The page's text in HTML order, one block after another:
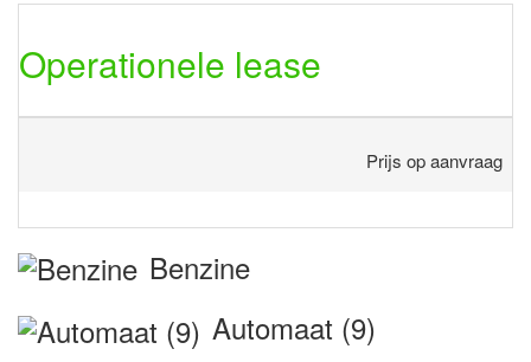
Operationele lease
Prijs op aanvraag
Benzine
Automaat (9)